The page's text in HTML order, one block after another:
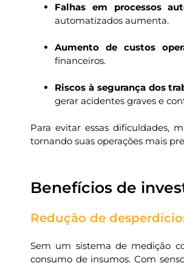
Falhas em processos
automatizados aumenta.
Aumento de custos
financeiros.
Riscos à segurança dos
gerar acidentes graves e
Para evitar essas dificuldades,
tornando suas operações mais
Benefícios de
Redução de
Sem um sistema de medição
consumo de insumos. Com